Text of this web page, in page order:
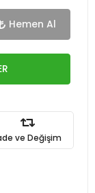
Hemen Al
ve Değişim